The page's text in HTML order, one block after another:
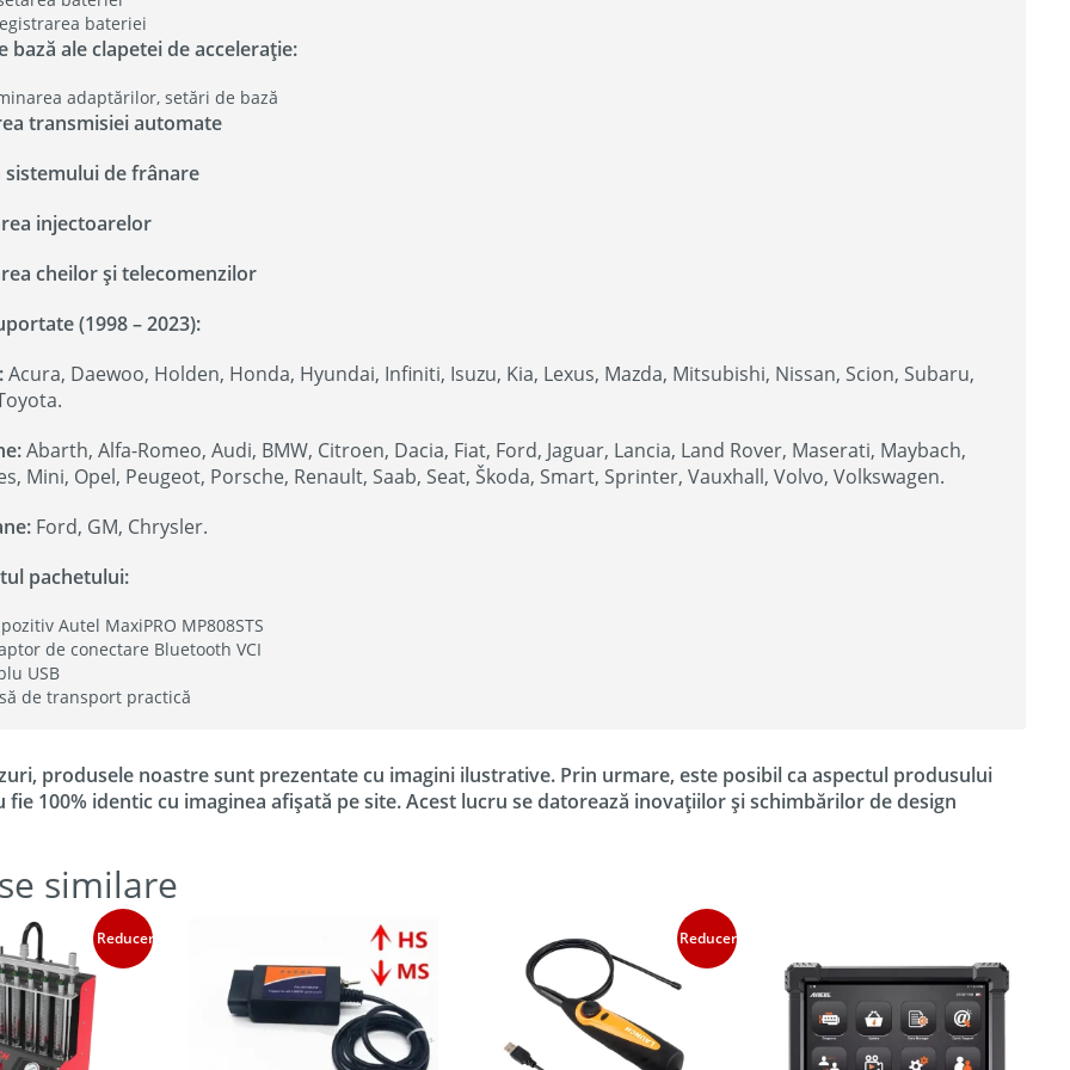
bateriei
bază ale clapetei de accelerație:
adaptărilor, setări de bază
transmisiei automate
sistemului de frânare
injectoarelor
cheilor și telecomenzilor
(1998 – 2023):
Acura, Daewoo, Holden, Honda, Hyundai, Infiniti, Isuzu, Kia, Lexus, Mazda, Mitsubishi, Nissan, Scion, Subaru,
Abarth, Alfa-Romeo, Audi, BMW, Citroen, Dacia, Fiat, Ford, Jaguar, Lancia, Land Rover, Maserati, Maybach,
Mini, Opel, Peugeot, Porsche, Renault, Saab, Seat, Škoda, Smart, Sprinter, Vauxhall, Volvo, Volkswagen.
Ford, GM, Chrysler.
pachetului:
Autel MaxiPRO MP808STS
de conectare Bluetooth VCI
USB
de transport practică
produsele noastre sunt prezentate cu imagini ilustrative. Prin urmare, este posibil ca aspectul produsului
fie 100% identic cu imaginea afișată pe site. Acest lucru se datorează inovațiilor și schimbărilor de design
similare
Reduceri! Reduceri!